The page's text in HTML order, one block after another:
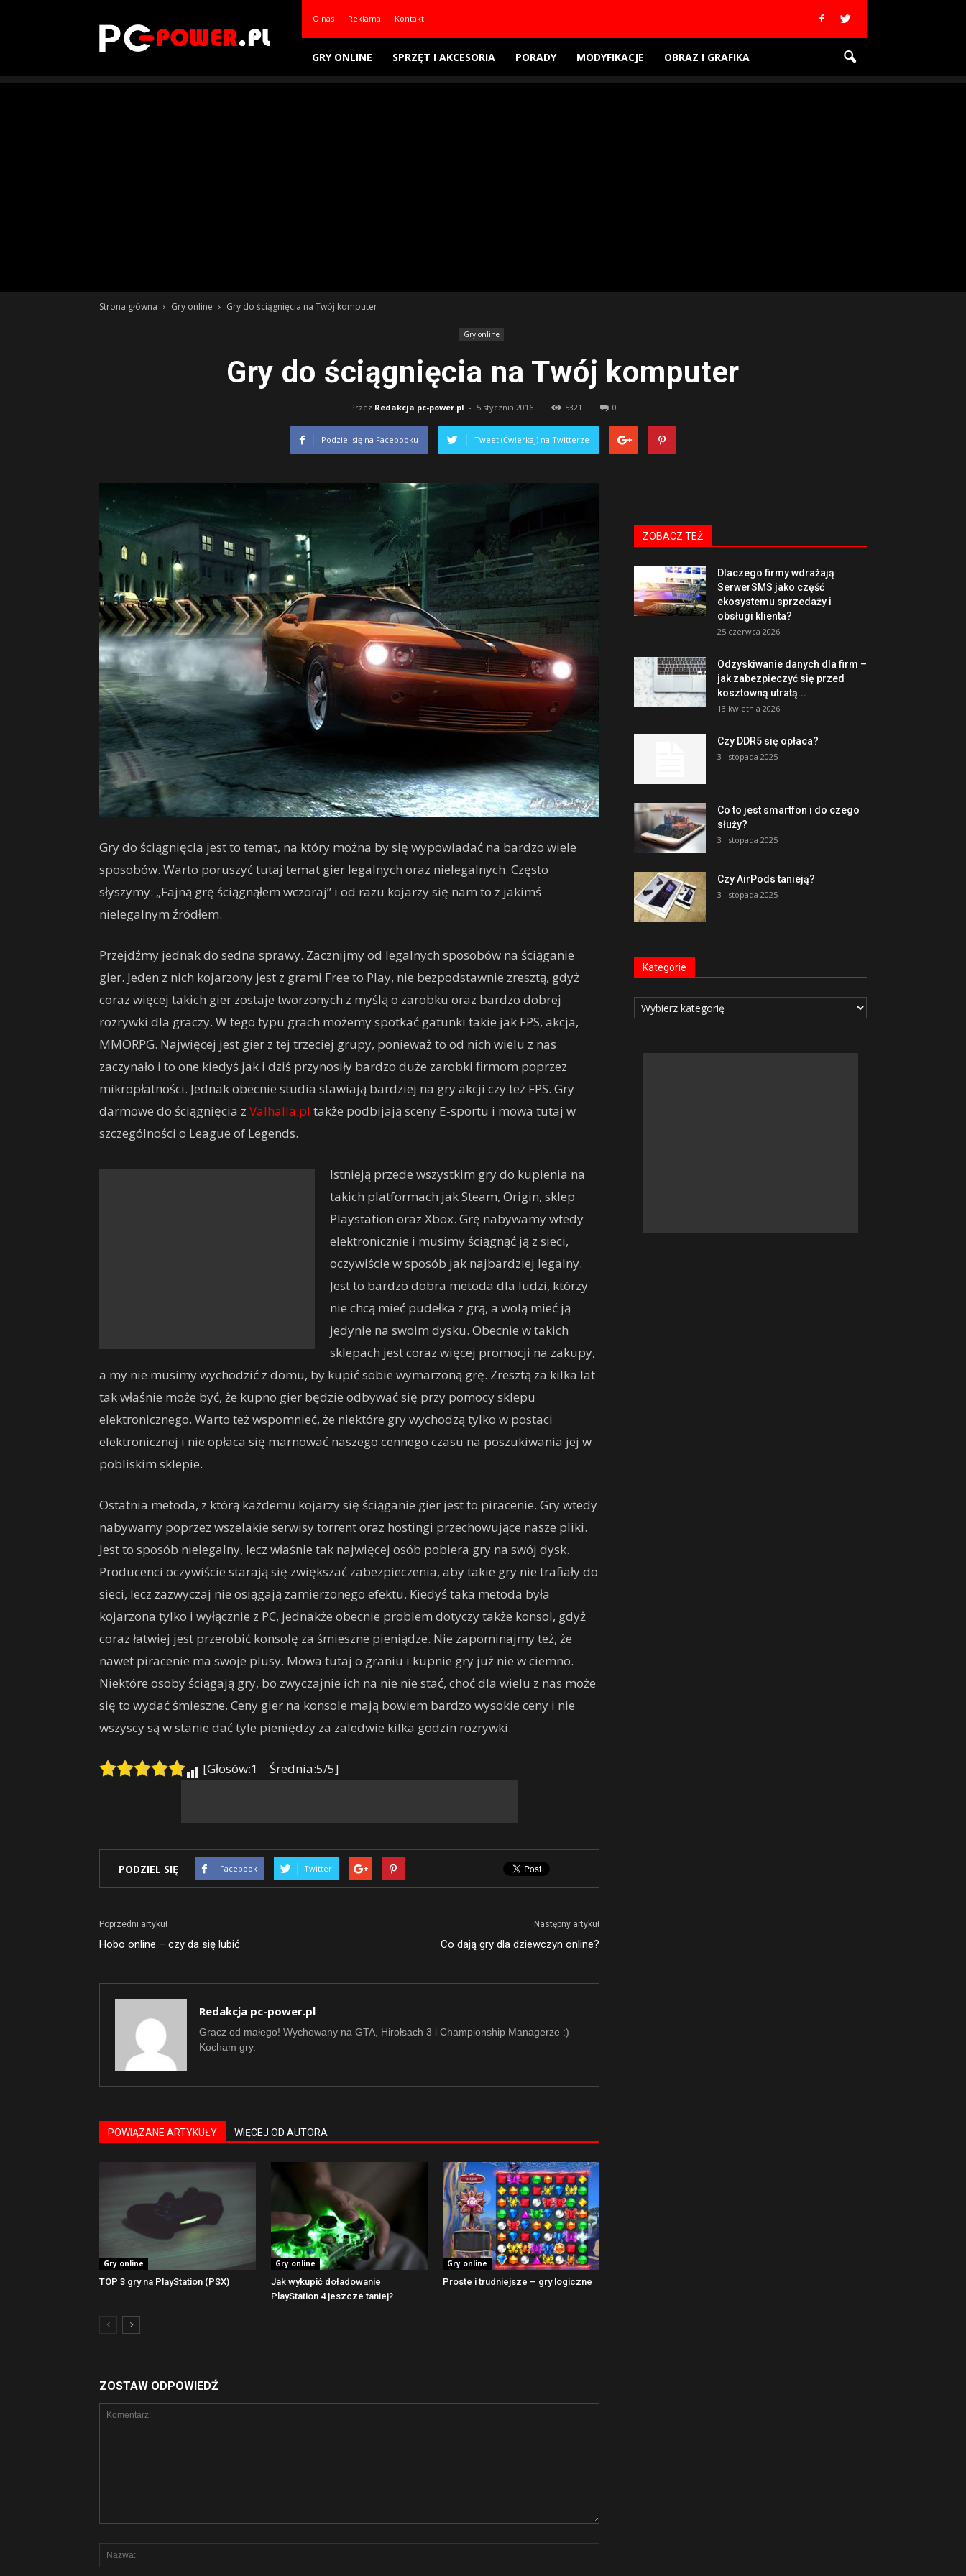
power.pl
O nas Reklama Kontakt
GRY ONLINE SPRZĘT I AKCESORIA PORADY MODYFIKACJE OBRAZ I GRAFIKA
Strona główna Gry online Gry do ściągnięcia na Twój komputer
Gry online
Gry do ściągnięcia na Twój komputer
Przez Redakcja pc-power.pl - 5 stycznia 2016 5321 0
Podziel się na Facebooku Tweet (Ćwierkaj) na Twitterze
Gry do ściągnięcia jest to temat, na który można by się wypowiadać na bardzo wiele
sposobów. Warto poruszyć tutaj temat gier legalnych oraz nielegalnych. Często
słyszymy: „Fajną grę ściągnąłem wczoraj” i od razu kojarzy się nam to z jakimś
nielegalnym źródłem.
Przejdźmy jednak do sedna sprawy. Zacznijmy od legalnych sposobów na ściąganie
gier. Jeden z nich kojarzony jest z grami Free to Play, nie bezpodstawnie zresztą, gdyż
coraz więcej takich gier zostaje tworzonych z myślą o zarobku oraz bardzo dobrej
rozrywki dla graczy. W tego typu grach możemy spotkać gatunki takie jak FPS, akcja,
MMORPG. Najwięcej jest gier z tej trzeciej grupy, ponieważ to od nich wielu z nas
zaczynało i to one kiedyś jak i dziś przynosiły bardzo duże zarobki firmom poprzez
mikropłatności. Jednak obecnie studia stawiają bardziej na gry akcji czy też FPS. Gry
darmowe do ściągnięcia z Valhalla.pl także podbijają sceny E-sportu i mowa tutaj w
szczególności o League of Legends.
Istnieją przede wszystkim gry do kupienia na
takich platformach jak Steam, Origin, sklep
Playstation oraz Xbox. Grę nabywamy wtedy
elektronicznie i musimy ściągnąć ją z sieci,
oczywiście w sposób jak najbardziej legalny.
Jest to bardzo dobra metoda dla ludzi, którzy
nie chcą mieć pudełka z grą, a wolą mieć ją
jedynie na swoim dysku. Obecnie w takich
sklepach jest coraz więcej promocji na zakupy,
a my nie musimy wychodzić z domu, by kupić sobie wymarzoną grę. Zresztą za kilka lat
tak właśnie może być, że kupno gier będzie odbywać się przy pomocy sklepu
elektronicznego. Warto też wspomnieć, że niektóre gry wychodzą tylko w postaci
elektronicznej i nie opłaca się marnować naszego cennego czasu na poszukiwania jej w
pobliskim sklepie.
Ostatnia metoda, z którą każdemu kojarzy się ściąganie gier jest to piracenie. Gry wtedy
nabywamy poprzez wszelakie serwisy torrent oraz hostingi przechowujące nasze pliki.
Jest to sposób nielegalny, lecz właśnie tak najwięcej osób pobiera gry na swój dysk.
Producenci oczywiście starają się zwiększać zabezpieczenia, aby takie gry nie trafiały do
sieci, lecz zazwyczaj nie osiągają zamierzonego efektu. Kiedyś taka metoda była
kojarzona tylko i wyłącznie z PC, jednakże obecnie problem dotyczy także konsol, gdyż
coraz łatwiej jest przerobić konsolę za śmieszne pieniądze. Nie zapominajmy też, że
nawet piracenie ma swoje plusy. Mowa tutaj o graniu i kupnie gry już nie w ciemno.
Niektóre osoby ściągają gry, bo zwyczajnie ich na nie nie stać, choć dla wielu z nas może
się to wydać śmieszne. Ceny gier na konsole mają bowiem bardzo wysokie ceny i nie
wszyscy są w stanie dać tyle pieniędzy za zaledwie kilka godzin rozrywki.
[Głosów:1 Średnia:5/5]
PODZIEL SIĘ Facebook Twitter
Poprzedni artykuł
Hobo online – czy da się lubić
Następny artykuł
Co dają gry dla dziewczyn online?
Redakcja pc-power.pl
Gracz od małego! Wychowany na GTA, Hirołsach 3 i Championship Managerze :)
Kocham gry.
POWIĄZANE ARTYKUŁY WIĘCEJ OD AUTORA
Gry online
TOP 3 gry na PlayStation (PSX)
Gry online
Jak wykupić doładowanie
PlayStation 4 jeszcze taniej?
Gry online
Proste i trudniejsze – gry logiczne
ZOSTAW ODPOWIEDŹ
ZOBACZ TEŻ
Dlaczego firmy wdrażają
SerwerSMS jako część
ekosystemu sprzedaży i
obsługi klienta?
25 czerwca 2026
Odzyskiwanie danych dla firm –
jak zabezpieczyć się przed
kosztowną utratą...
13 kwietnia 2026
Czy DDR5 się opłaca?
3 listopada 2025
Co to jest smartfon i do czego
służy?
3 listopada 2025
Czy AirPods tanieją?
3 listopada 2025
Kategorie
Kategorie